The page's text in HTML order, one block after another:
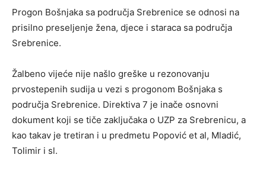
Progon Bošnjaka sa područja Srebrenice se odnosi na
prisilno preseljenje žena, djece i staraca sa područja
Srebrenice.
Žalbeno vijeće nije našlo greške u rezonovanju
prvostepenih sudija u vezi s progonom Bošnjaka s
područja Srebrenice. Direktiva 7 je inače osnovni
dokument koji se tiče zaključaka o UZP za Srebrenicu, a
kao takav je tretiran i u predmetu Popović et al, Mladić,
Tolimir i sl.